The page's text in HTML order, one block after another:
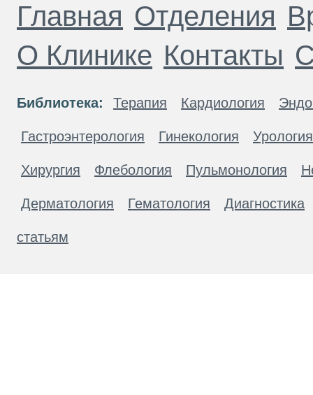
Главная Отделения
О Клинике Контакты
Библиотека: Терапия Кардиология
Гастроэнтерология Гинекология Урология
Хирургия Флебология Пульмонология
Дерматология Гематология Диагностика
статьям